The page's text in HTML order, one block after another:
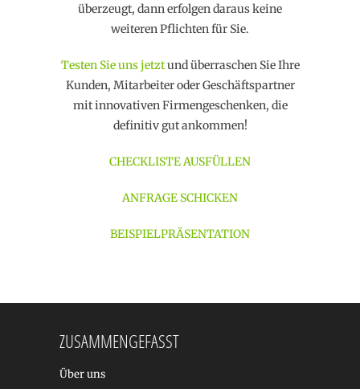
überzeugt, dann erfolgen daraus keine
weiteren Pflichten für Sie.
Testen Sie uns jetztund überraschen Sie Ihre
Kunden, Mitarbeiter oder Geschäftspartner
mit innovativen Firmengeschenken, die
definitiv gut ankommen!
CHECKLISTE AUSFÜLLEN
ANFRAGE SCHICKEN
BEISPIELPRÄSENTATION
ZUSAMMENGEFASST
Über uns